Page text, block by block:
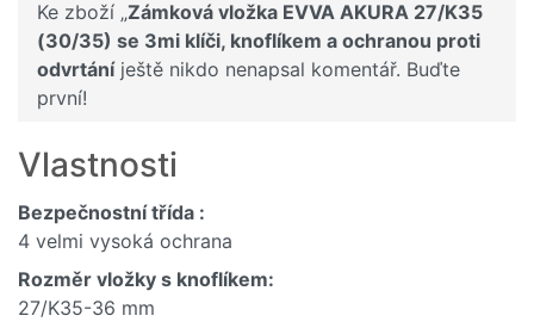
Ke zboží „Zámková vložka EVVA AKURA 27/K35
(30/35) se 3mi klíči, knoflíkem a ochranou proti
odvrtáníještě nikdo nenapsal komentář. Buďte
první!
Vlastnosti
Bezpečnostní třída :
4 velmi vysoká ochrana
Rozměr vložky s knoflíkem:
27/K35-36 mm